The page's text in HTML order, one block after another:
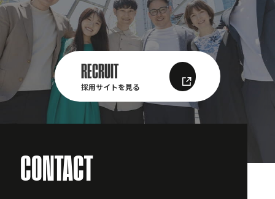
RECRUIT
採用サイトを見る
CONTACT